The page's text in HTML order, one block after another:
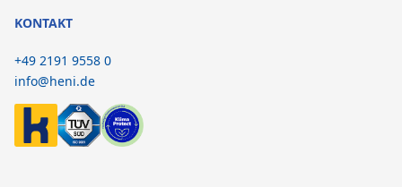
KONTAKT
+49 2191 9558 0
info@heni.de